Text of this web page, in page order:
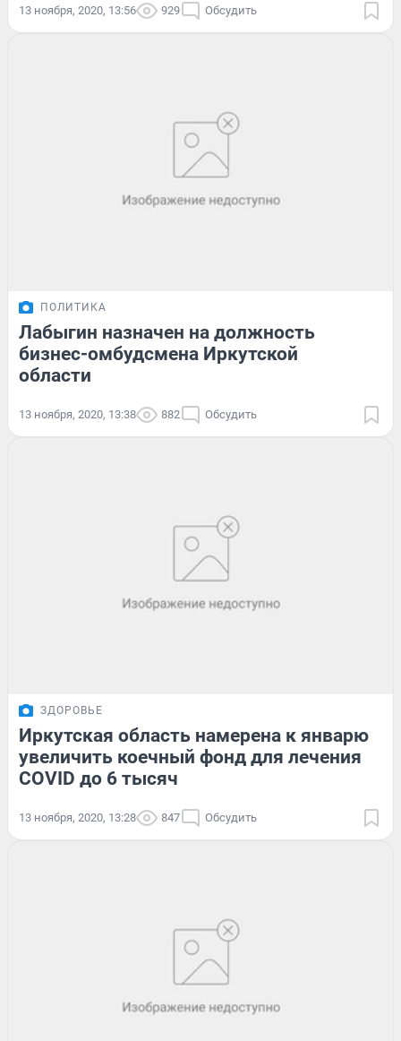
13 ноября, 2020, 13:56 929 Обсудить
ПОЛИТИКА
Лабыгин назначен на должность
бизнес-омбудсмена Иркутской
области
13 ноября, 2020, 13:38 882 Обсудить
ЗДОРОВЬЕ
Иркутская область намерена к январю
увеличить коечный фонд для лечения
COVID до 6 тысяч
13 ноября, 2020, 13:28 847 Обсудить